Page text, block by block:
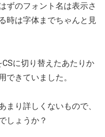
ずのフォント名は表示さ
時は字体までちゃんと見
に切り替えたあたりか
できていました。
まり詳しくないもので、
しょうか？